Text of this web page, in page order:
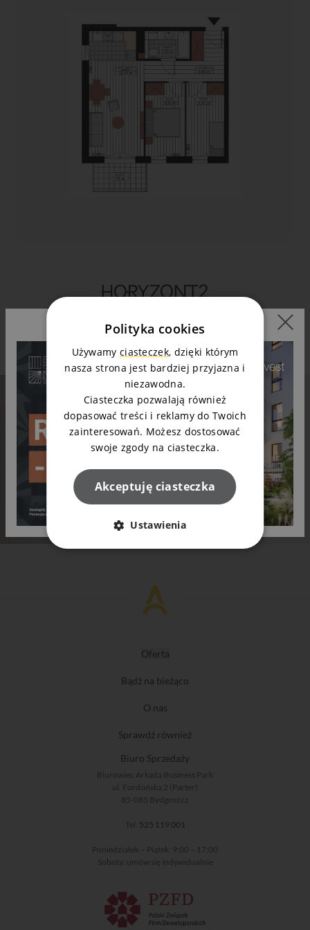
Napisz do nas
Mieszkanie Twoich marzeń? Napisz do nas!
Wioleta lub Marek odpowiedzą na Twoje pytania
Zapytaj o mieszkanie
Oferta
Bądź na bieżąco
O nas
Sprawdź również
Biuro Sprzedaży
Biurowiec Arkada Business Park
ul. Fordońska 2 (Parter)
85-085 Bydgoszcz
Tel. 525 119 001
Poniedziałek – Piątek: 9:00 – 17:00
Sobota: umów się indywidualnie
Polityka cookies
Używamy ciasteczek, dzięki którym
nasza strona jest bardziej przyjazna i
niezawodna.
Ciasteczka pozwalają również
dopasować treści i reklamy do Twoich
zainteresowań. Możesz dostosować
swoje zgody na ciasteczka.
Akceptuję ciasteczka
Ustawienia